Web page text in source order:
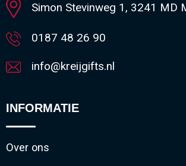
Simon Stevinweg 1, 3241 MD
0187 48 26 90
info@kreijgifts.nl
INFORMATIE
Over ons